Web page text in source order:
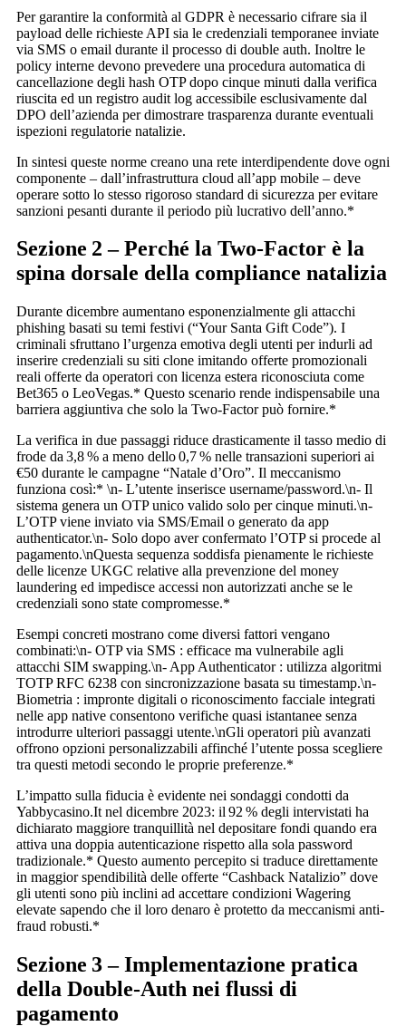
Per garantire la conformità al GDPR è necessario cifrare sia il
payload delle richieste API sia le credenziali temporanee inviate
via SMS o email durante il processo di double auth. Inoltre le
policy interne devono prevedere una procedura automatica di
cancellazione degli hash OTP dopo cinque minuti dalla verifica
riuscita ed un registro audit log accessibile esclusivamente dal
DPO dell’azienda per dimostrare trasparenza durante eventuali
ispezioni regulatorie natalizie.
In sintesi queste norme creano una rete interdipendente dove ogni
componente – dall’infrastruttura cloud all’app mobile – deve
operare sotto lo stesso rigoroso standard di sicurezza per evitare
sanzioni pesanti durante il periodo più lucrativo dell’anno.*
Sezione 2 – Perché la Two‑Factor è la
spina dorsale della compliance natalizia
Durante dicembre aumentano esponenzialmente gli attacchi
phishing basati su temi festivi (“Your Santa Gift Code”). I
criminali sfruttano l’urgenza emotiva degli utenti per indurli ad
inserire credenziali su siti clone imitando offerte promozionali
reali offerte da operatori con licenza estera riconosciuta come
Bet365 o LeoVegas.* Questo scenario rende indispensabile una
barriera aggiuntiva che solo la Two‑Factor può fornire.*
La verifica in due passaggi riduce drasticamente il tasso medio di
frode da 3,8 % a meno dello 0,7 % nelle transazioni superiori ai
€50 durante le campagne “Natale d’Oro”. Il meccanismo
funziona così:* \n- L’utente inserisce username/password.\n- Il
sistema genera un OTP unico valido solo per cinque minuti.\n-
L’OTP viene inviato via SMS/Email o generato da app
authenticator.\n- Solo dopo aver confermato l’OTP si procede al
pagamento.\nQuesta sequenza soddisfa pienamente le richieste
delle licenze UKGC relative alla prevenzione del money
laundering ed impedisce accessi non autorizzati anche se le
credenziali sono state compromesse.*
Esempi concreti mostrano come diversi fattori vengano
combinati:\n- OTP via SMS : efficace ma vulnerabile agli
attacchi SIM swapping.\n- App Authenticator : utilizza algoritmi
TOTP RFC 6238 con sincronizzazione basata su timestamp.\n-
Biometria : impronte digitali o riconoscimento facciale integrati
nelle app native consentono verifiche quasi istantanee senza
introdurre ulteriori passaggi utente.\nGli operatori più avanzati
offrono opzioni personalizzabili affinché l’utente possa scegliere
tra questi metodi secondo le proprie preferenze.*
L’impatto sulla fiducia è evidente nei sondaggi condotti da
Yabbycasino.It nel dicembre 2023: il 92 % degli intervistati ha
dichiarato maggiore tranquillità nel depositare fondi quando era
attiva una doppia autenticazione rispetto alla sola password
tradizionale.* Questo aumento percepito si traduce direttamente
in maggior spendibilità delle offerte “Cashback Natalizio” dove
gli utenti sono più inclini ad accettare condizioni Wagering
elevate sapendo che il loro denaro è protetto da meccanismi anti‐
fraud robusti.*
Sezione 3 – Implementazione pratica
della Double‑Auth nei flussi di
pagamento